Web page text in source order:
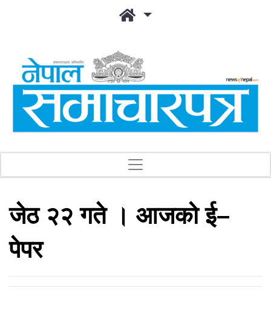
जेठ २२ गते । आजको ई–
पेपर